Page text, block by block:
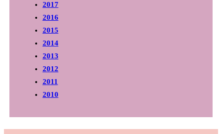
2017
2016
2015
2014
2013
2012
2011
2010